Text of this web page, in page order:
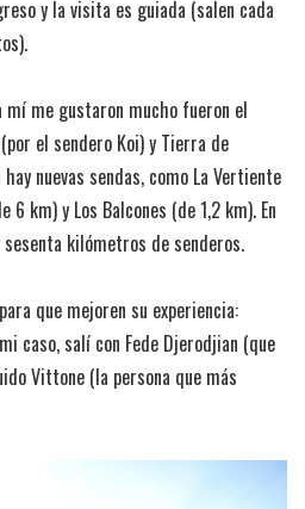
y la visita es guiada (salen cada
me gustaron mucho fueron el
el sendero Koi) y Tierra de
nuevas sendas, como La Vertiente
6 km) y Los Balcones (de 1,2 km). En
kilómetros de senderos.
que mejoren su experiencia:
caso, salí con Fede Djerodjian (que
Vittone (la persona que más